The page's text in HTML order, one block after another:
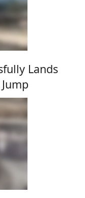
Lands